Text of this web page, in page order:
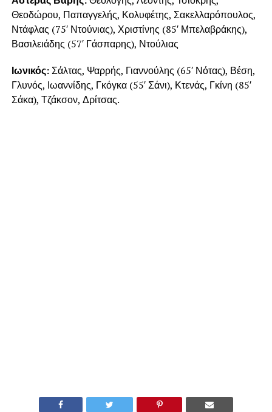
Θεοδώρου, Παπαγγελής, Κολυφέτης, Σακελλαρόπουλος,
Ντάφλας (75′ Ντούνιας), Χριστίνης (85′ Μπελαβράκης),
Βασιλειάδης (57′ Γάσπαρης), Ντούλιας
Ιωνικός:Σάλτας, Ψαρρής, Γιαννούλης (65′ Νότας), Βέση,
Γλυνός, Ιωαννίδης, Γκόγκα (55′ Σάνι), Κτενάς, Γκίνη (85′
Σάκα), Τζάκσον, Δρίτσας.